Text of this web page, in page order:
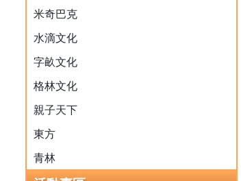
米奇巴克
水滴文化
字畝文化
格林文化
親子天下
東方
青林